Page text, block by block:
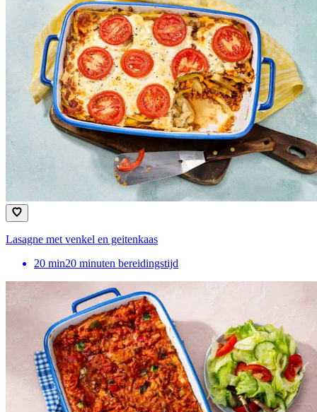
Lasagne met venkel en geitenkaas
20 min20 minuten bereidingstijd